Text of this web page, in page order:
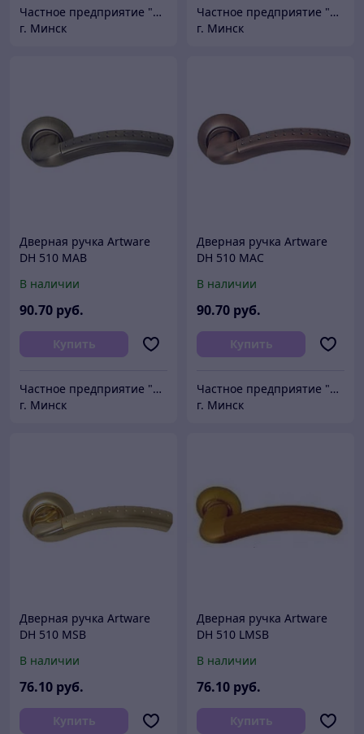
Частное предприятие "Сибалок"
г. Минск
Частное предприятие "Сибалок"
г. Минск
Дверная ручка Artware
DH 510 MAB
В наличии
90.70 руб.
Купить
Частное предприятие "Сибалок"
г. Минск
Дверная ручка Artware
DH 510 MAC
В наличии
90.70 руб.
Купить
Частное предприятие "Сибалок"
г. Минск
Дверная ручка Artware
DH 510 MSB
В наличии
76.10 руб.
Купить
Дверная ручка Artware
DH 510 LMSB
В наличии
76.10 руб.
Купить